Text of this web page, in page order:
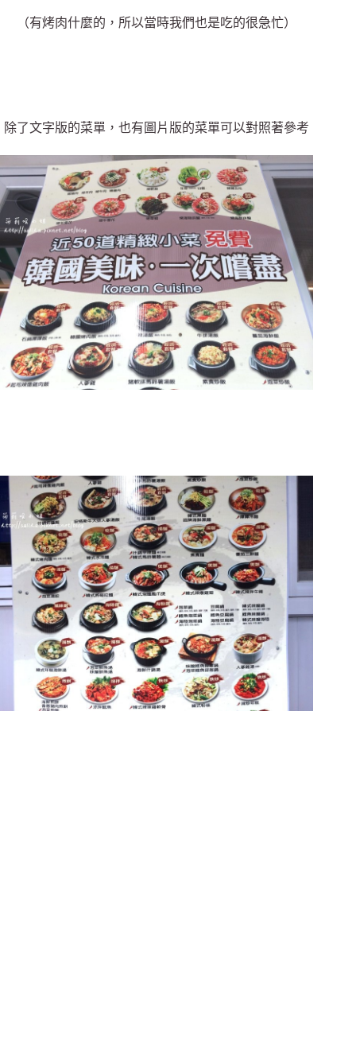
（有烤肉什麼的，所以當時我們也是吃的很急忙）
除了文字版的菜單，也有圖片版的菜單可以對照著參考